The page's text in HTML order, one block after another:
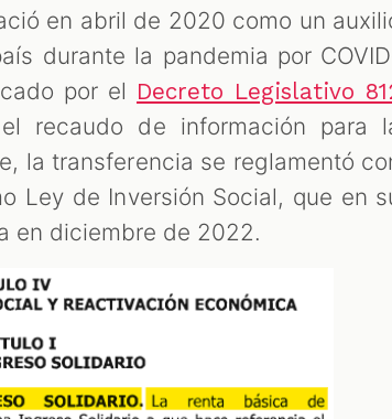
en abril de 2020 como un
durante la pandemia por
por el Decreto Legislativo
recaudo de información para
la transferencia se reglamentó
Ley de Inversión Social, que en
en diciembre de 2022.